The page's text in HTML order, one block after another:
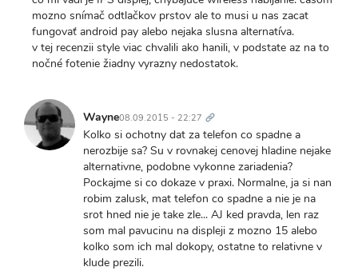
mozno snímač odtlačkov prstov ale to musi u nas zacat
fungovať android pay alebo nejaka slusna alternatíva.
v tej recenzii style viac chvalili ako hanili, v podstate az na to
nočné fotenie žiadny vyrazny nedostatok.
Wayne08.09.2015 - 22:27 odkaz
Kolko si ochotny dat za telefon co spadne a
nerozbije sa? Su v rovnakej cenovej hladine nejake
alternativne, podobne vykonne zariadenia?
Pockajme si co dokaze v praxi. Normalne, ja si nan
robim zalusk, mat telefon co spadne a nie je na
srot hned nie je take zle... AJ ked pravda, len raz
som mal pavucinu na displeji z mozno 15 alebo
kolko som ich mal dokopy, ostatne to relativne v
klude prezili.